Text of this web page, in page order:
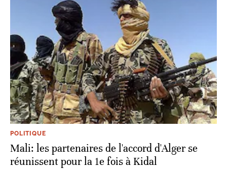
POLITIQUE
Mali: les partenaires de l'accord d'Alger se
réunissent pour la 1e fois à Kidal